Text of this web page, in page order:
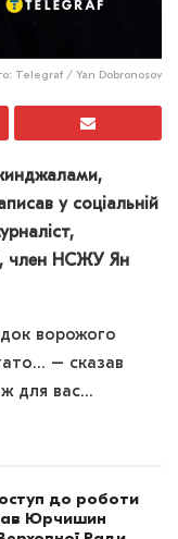
Telegraf / Yan Dobronosov
у соціальній
член НСЖУ Ян
ворожого
– сказав
для вас…
до роботи
Юрчишин